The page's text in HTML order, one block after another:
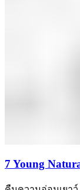
7 Young